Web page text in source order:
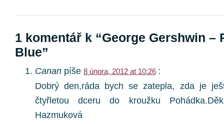
1 komentář k “George Gershwin –
Blue”
Canan píše 8 února, 2012 at 10:26 :
Dobrý den,ráda bych se zatepla, zda je
čtyřletou dceru do kroužku
Hazmuková